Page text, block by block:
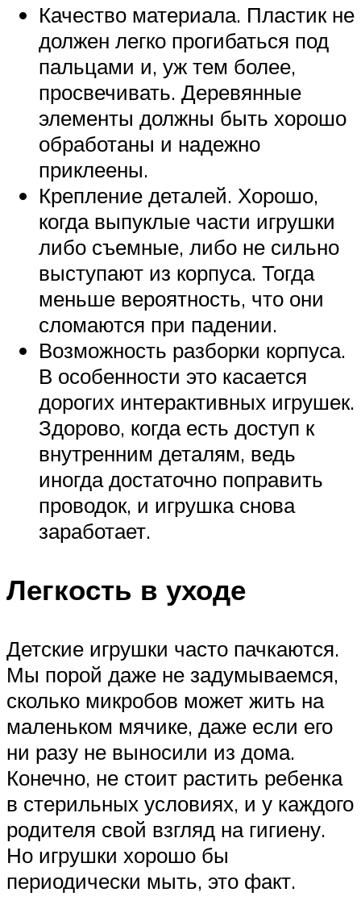
Качество материала. Пластик не
должен легко прогибаться под
пальцами и, уж тем более,
просвечивать. Деревянные
элементы должны быть хорошо
обработаны и надежно
приклеены.
Крепление деталей. Хорошо,
когда выпуклые части игрушки
либо съемные, либо не сильно
выступают из корпуса. Тогда
меньше вероятность, что они
сломаются при падении.
Возможность разборки корпуса.
В особенности это касается
дорогих интерактивных игрушек.
Здорово, когда есть доступ к
внутренним деталям, ведь
иногда достаточно поправить
проводок, и игрушка снова
заработает.
Легкость в уходе
Детские игрушки часто пачкаются.
Мы порой даже не задумываемся,
сколько микробов может жить на
маленьком мячике, даже если его
ни разу не выносили из дома.
Конечно, не стоит растить ребенка
в стерильных условиях, и у каждого
родителя свой взгляд на гигиену.
Но игрушки хорошо бы
периодически мыть, это факт.